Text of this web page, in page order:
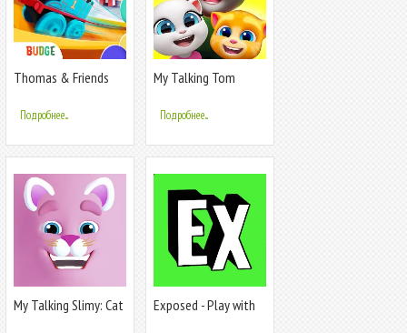
Thomas & Friends
Подробнее...
My Talking Tom
Подробнее...
My Talking Slimy: Cat
Exposed - Play with